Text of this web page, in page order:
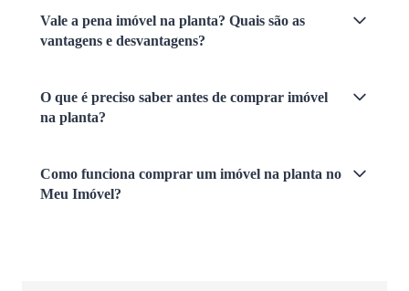
Vale a pena imóvel na planta? Quais são as
vantagens e desvantagens?
O que é preciso saber antes de comprar imóvel
na planta?
Como funciona comprar um imóvel na planta no
Meu Imóvel?